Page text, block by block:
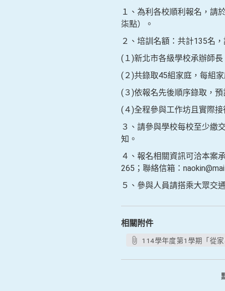
１、為利各校順利報名，請
柒點）。
２、培訓名額：共計135名，
(１)新北市各級學校承辦師
(２)共錄取45組家庭，每組
(３)依報名先後順序錄取，
(４)全程參與工作坊且實際
３、請參與學校每校至少繳
知。
４、報名相關資訊可洽本案
265；聯絡信箱：
５、參與人員請搭乘大眾交
相關附件
114學年度第1學期「從